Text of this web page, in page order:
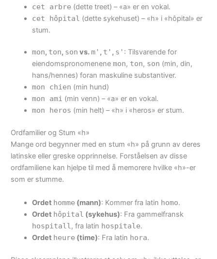
cet arbre (dette treet) – «a» er en vokal.
cet hôpital (dette sykehuset) – «h» i «hôpital» er
stum.
mon, ton, son vs.m' , t' , s' : Tilsvarende for
eiendomspronomenenemon, ton, son (min, din,
hans/hennes) foran maskuline substantiver.
mon chien (min hund)
mon ami (min venn) – «a» er en vokal.
mon heros (min helt) – «h» i «heros» er stum.
Ordfamilier og Stum «h»
Mange ord begynner med en stum «h» på grunn av deres
latinske eller greske opprinnelse. Forståelsen av disse
ordfamiliene kan hjelpe til med å memorere hvilke «h»-er
som er stumme.
Ordet homme (mann): Kommer fra latin homo.
Ordet hôpital (sykehus): Fra gammelfransk
hospitall , fra latin hospitale.
Ordet heure (time): Fra latin hora.